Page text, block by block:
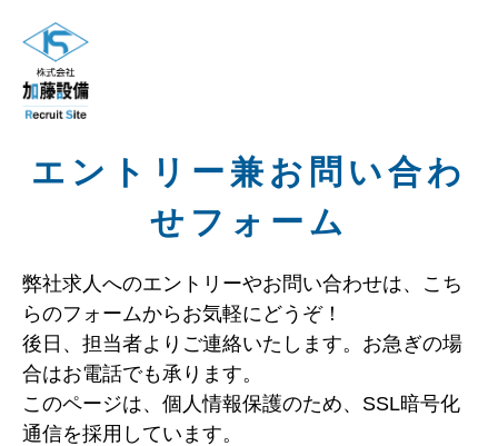
エントリー兼お問い合わ
せフォーム
弊社求人へのエントリーやお問い合わせは、こち
らのフォームからお気軽にどうぞ！
後日、担当者よりご連絡いたします。お急ぎの場
合はお電話でも承ります。
このページは、個人情報保護のため、SSL暗号化
通信を採用しています。